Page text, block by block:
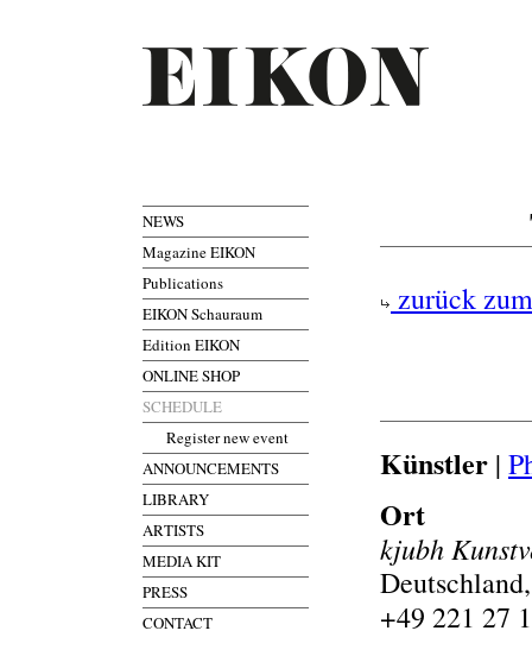
NEWS
Magazine EIKON
Publications
EIKON Schauraum
Edition EIKON
ONLINE SHOP
SCHEDULE
Register new event
ANNOUNCEMENTS
LIBRARY
ARTISTS
MEDIA KIT
PRESS
CONTACT
zurück
Künstler |
Ort
kjubh
+49 221 27